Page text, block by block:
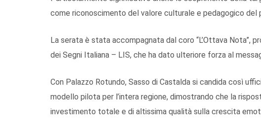
come riconoscimento del valore culturale e pedagogico del
La serata è stata accompagnata dal coro “L’Ottava Nota”,
dei Segni Italiana – LIS, che ha dato ulteriore forza al
Con Palazzo Rotundo, Sasso di Castalda si candida così
modello pilota per l’intera regione, dimostrando che la
investimento totale e di altissima qualità sulla crescita